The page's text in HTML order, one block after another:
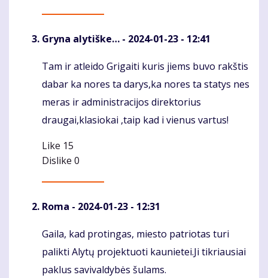
Gryna alytiške… - 2024-01-23 - 12:41
Komentaras
Tam ir atleido Grigaiti kuris jiems buvo rakštis
dabar ka nores ta darys,ka nores ta statys nes
meras ir administracijos direktorius
draugai,klasiokai ,taip kad i vienus vartus!
Like 15
Dislike 0
Roma - 2024-01-23 - 12:31
Komentaras
Gaila, kad protingas, miesto patriotas turi
palikti Alytų projektuoti kaunietei.Ji tikriausiai
paklus savivaldybės šulams.